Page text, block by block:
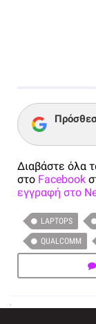
Διαβάστε όλα
στο Facebook
εγγραφή στο
LAPTOPS
QUALCOMM